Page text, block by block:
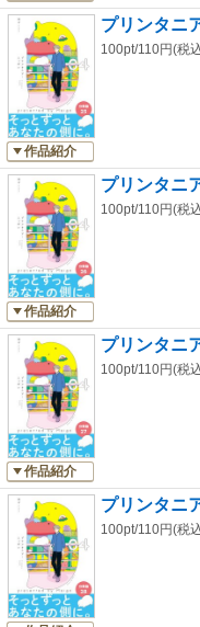
作品紹介
プリンタニ
100pt/110円(税
作品紹介
プリンタニ
100pt/110円(税
作品紹介
プリンタニ
100pt/110円(税
プリンタニ
100pt/110円(税